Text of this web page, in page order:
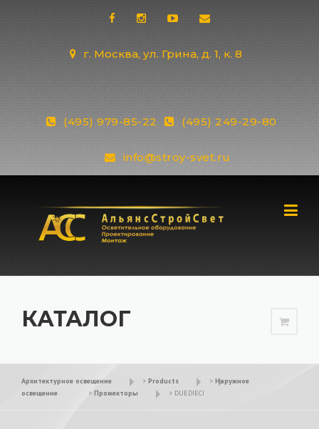
г. Москва, ул. Грина, д. 1, к. 8
(495) 979-85-22 (495) 249-29-80
info@stroy-svet.ru
КАТАЛОГ
Архитектурное освещение > Products > Наружное
освещение
> Прожекторы > DUEDIECI